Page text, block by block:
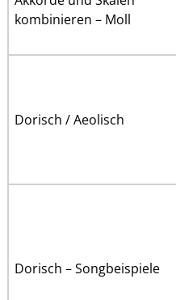
kombinieren – Moll
Dorisch / Aeolisch
Dorisch – Songbeispiele